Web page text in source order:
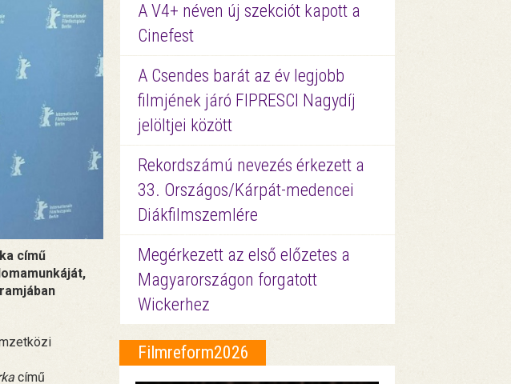
című
című
A V4+ néven új szekciót kapott a
Cinefest
A Csendes barát az év legjobb
filmjének járó FIPRESCI Nagydíj
jelöltjei között
Rekordszámú nevezés érkezett a
33. Országos/Kárpát-medencei
Diákfilmszemlére
Megérkezett az első előzetes a
Magyarországon forgatott
Wickerhez
Filmreform2026